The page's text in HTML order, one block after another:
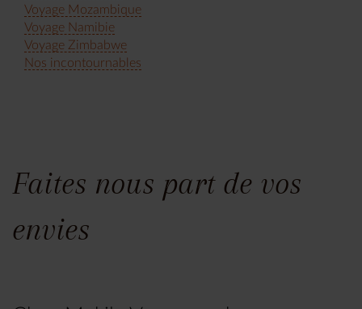
Voyage Mozambique
Voyage Namibie
Voyage Zimbabwe
Nos incontournables
Faites nous part de vos
envies